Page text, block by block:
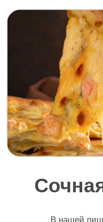
горячую
Попробуйте горячую
прямо из печи у нас в